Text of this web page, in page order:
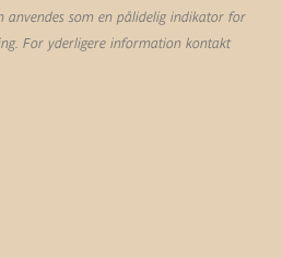
anvendes som en pålidelig indikator for
For yderligere information kontakt